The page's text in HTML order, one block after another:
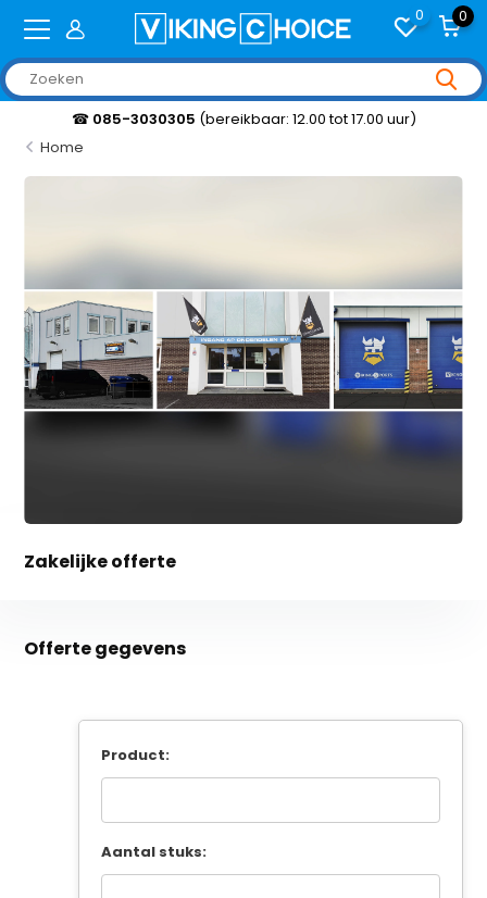
0 0
☎ 085-3030305 (bereikbaar: 12.00 tot 17.00 uur)
Home
Zakelijke offerte
Offerte gegevens
Product:
Aantal stuks: